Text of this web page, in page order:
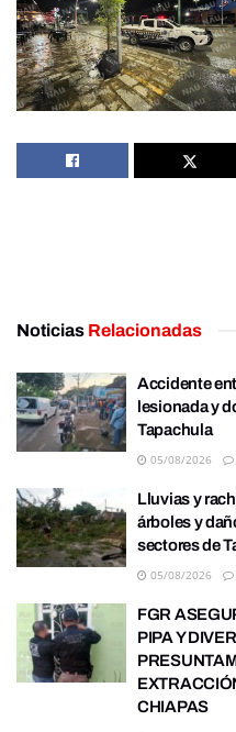
Noticias Relacionadas
Accidente
lesionada y
Tapachula
05/08/2026
Lluvias y
árboles y
sectores de
05/08/2026
FGR
PIPA Y
CHIAPAS